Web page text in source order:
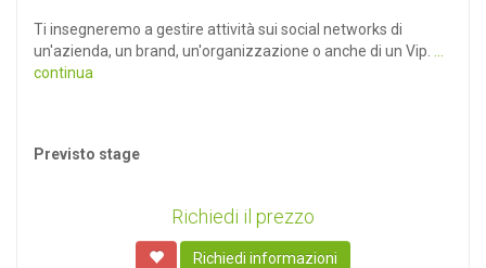
Ti insegneremo a gestire attività sui social networks di
un'azienda, un brand, un'organizzazione o anche di un Vip.
continua
Previsto stage
Richiedi il prezzo
Richiedi informazioni